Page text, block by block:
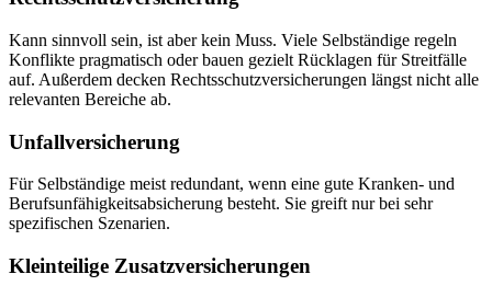
Kann sinnvoll sein, ist aber kein Muss. Viele Selbständige regeln
Konflikte pragmatisch oder bauen gezielt Rücklagen für Streitfälle
auf. Außerdem decken Rechtsschutzversicherungen längst nicht alle
relevanten Bereiche ab.
Unfallversicherung
Für Selbständige meist redundant, wenn eine gute Kranken- und
Berufsunfähigkeitsabsicherung besteht. Sie greift nur bei sehr
spezifischen Szenarien.
Kleinteilige Zusatzversicherungen